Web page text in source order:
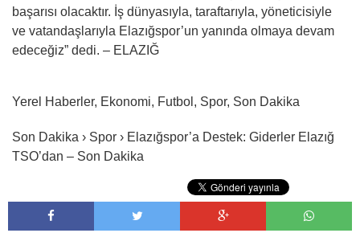
başarısı olacaktır. İş dünyasıyla, taraftarıyla, yöneticisiyle
ve vatandaşlarıyla Elazığspor’un yanında olmaya devam
edeceğiz” dedi. – ELAZIĞ
Yerel Haberler, Ekonomi, Futbol, Spor, Son Dakika
Son Dakika › Spor › Elazığspor’a Destek: Giderler Elazığ
TSO’dan – Son Dakika